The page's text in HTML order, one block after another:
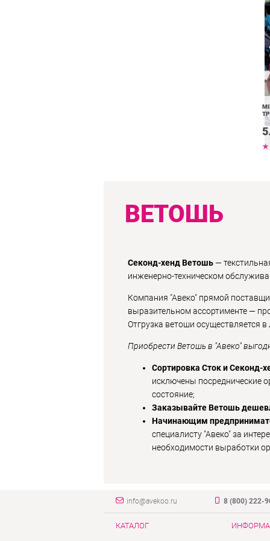
ВЕТОШЬ
Секонд-хенд Ветошь—
инженерно-техническом
Компания "Авеко" прямой
выразительном ассортименте —
Отгрузка ветоши осуществляется
Приобрести Ветошь в "Авеко"
Сортировка Сток и Секонд-
исключены посреднические
состояние;
Заказывайте Ветошь
Начинающим
специалисту "Авеко" за
необходимости выработки
info@avekoo.ru 8 (800) 222-
КАТАЛОГ